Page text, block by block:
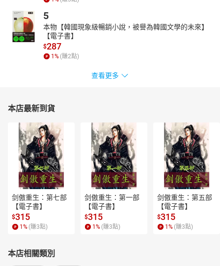
5
本物【韓國現象級暢銷小說，被譽為韓國文學的未來】
【電子書】
$287
1% (賺2點)
查看更多
本店最新到貨
剑傲重生：第七部
【電子書】
$315
1 % (賺3點)
剑傲重生：第一部
【電子書】
$315
1 % (賺3點)
剑傲重生：第五部
【電子書】
$315
1 % (賺3點)
本店相關類別